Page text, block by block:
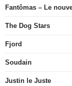
Fantômas – Le
The Dog Stars
Fjord
Soudain
Justin le Juste